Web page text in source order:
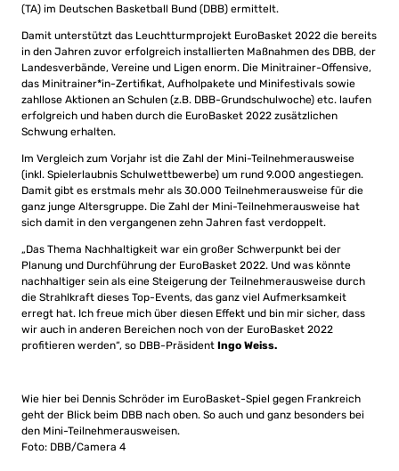
(TA) im Deutschen Basketball Bund (DBB) ermittelt.
Damit unterstützt das Leuchtturmprojekt EuroBasket 2022 die bereits
in den Jahren zuvor erfolgreich installierten Maßnahmen des DBB, der
Landesverbände, Vereine und Ligen enorm. Die Minitrainer-Offensive,
das Minitrainer*in-Zertifikat, Aufholpakete und Minifestivals sowie
zahllose Aktionen an Schulen (z.B. DBB-Grundschulwoche) etc. laufen
erfolgreich und haben durch die EuroBasket 2022 zusätzlichen
Schwung erhalten.
Im Vergleich zum Vorjahr ist die Zahl der Mini-Teilnehmerausweise
(inkl. Spielerlaubnis Schulwettbewerbe) um rund 9.000 angestiegen.
Damit gibt es erstmals mehr als 30.000 Teilnehmerausweise für die
ganz junge Altersgruppe. Die Zahl der Mini-Teilnehmerausweise hat
sich damit in den vergangenen zehn Jahren fast verdoppelt.
„Das Thema Nachhaltigkeit war ein großer Schwerpunkt bei der
Planung und Durchführung der EuroBasket 2022. Und was könnte
nachhaltiger sein als eine Steigerung der Teilnehmerausweise durch
die Strahlkraft dieses Top-Events, das ganz viel Aufmerksamkeit
erregt hat. Ich freue mich über diesen Effekt und bin mir sicher, dass
wir auch in anderen Bereichen noch von der EuroBasket 2022
profitieren werden“, so DBB-Präsident Ingo Weiss.
Wie hier bei Dennis Schröder im EuroBasket-Spiel gegen Frankreich
geht der Blick beim DBB nach oben. So auch und ganz besonders bei
den Mini-Teilnehmerausweisen.
Foto: DBB/Camera 4